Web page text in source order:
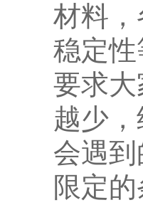
材料
稳定
要求
越少
会遇
限定